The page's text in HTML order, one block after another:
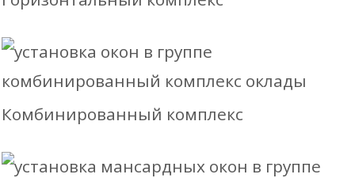
Комбинированный комплекс